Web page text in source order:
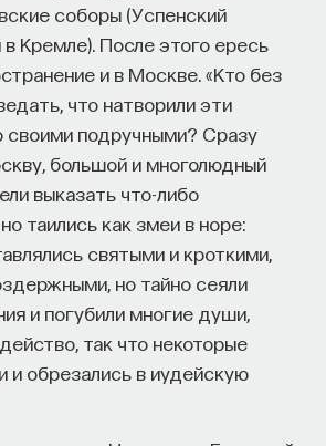
соборы (Успенский
в Кремле). После этого ересь
и в Москве. «Кто без
что натворили эти
своими подручными? Сразу
большой и многолюдный
выказать что-либо
таились как змеи в норе:
святыми и кроткими,
но тайно сеяли
и погубили многие души,
так что некоторые
и обрезались в иудейскую